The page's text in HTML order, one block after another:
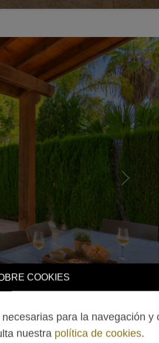
COOKIES
para la navegación y
nuestra política de cookies.
Next